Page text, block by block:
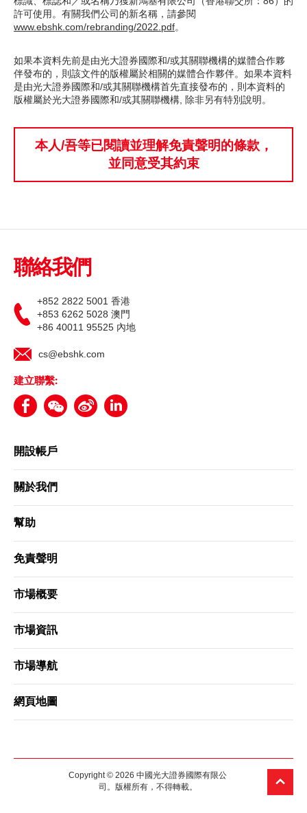
雙重認證機制（2FA）
衍生產品知識
虛擬資產知識
財務計算機
更新個人資料
客戶同意書 - 香港投資者識別碼制度及場外證券交易匯報制度
網絡安全意識
友情連結
許可使用。有關我們公司的新名稱，請參閱
www.ebshk.com/rebranding/2022.pdf。
如果本資料先前是由光大證券國際和/或其關聯機構的媒體合作夥
伴發布的，則該文件的版權屬於相關的媒體合作夥伴。如果本資料
是由光大證券國際和/或其關聯機構首先直接發布的，則本資料的
版權屬於光大證券國際和/或其關聯機構, 除非另有特別說明。
本人/吾等已閱讀並理解免責聲明的條款，
並同意受其約束
聯絡我們
+852 2822 5001 香港
+853 6262 5028 澳門
+86 40011 95525 內地
cs@ebshk.com
建立聯繫:
開設帳戶
關於我們
幫助
免責聲明
市場概要
市場資訊
市場導航
網頁地圖
Copyright © 2026 中國光大證券國際有限公
司。版權所有，不得轉載。